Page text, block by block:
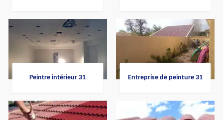
Peintre intérieur 31 Entreprise de peinture 31